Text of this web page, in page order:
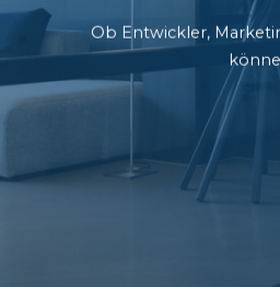
Ob Entwickler,